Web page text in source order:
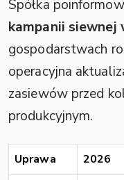
Spółka
kampanii siewnej
gospodarstwach
operacyjna
zasiewów przed
produkcyjnym.
Uprawa 2026